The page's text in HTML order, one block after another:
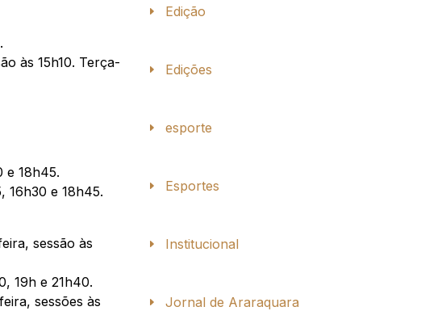
às 15h10. Terça-
e 18h45.
16h30 e 18h45.
sessão às
19h e 21h40.
sessões às
Edição
Edições
esporte
Esportes
Institucional
Jornal de Araraquara